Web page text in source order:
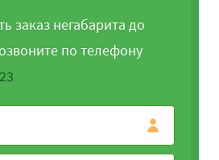
заказ негабарита до
по телефону